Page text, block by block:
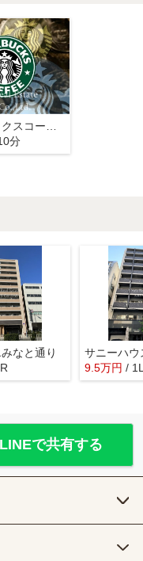
分
なと通り
サニーハウ
9.5万円 /
LINEで共有する